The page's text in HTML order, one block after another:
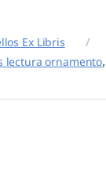
Ex Libris
lectura ornamento,